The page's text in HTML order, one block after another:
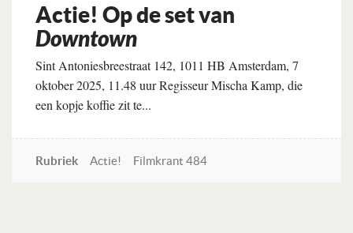
Actie! Op de set van
Downtown
Sint Antoniesbreestraat 142, 1011 HB Amsterdam, 7
oktober 2025, 11.48 uur Regisseur Mischa Kamp, die
een kopje koffie zit te...
Rubriek Actie! Filmkrant 484